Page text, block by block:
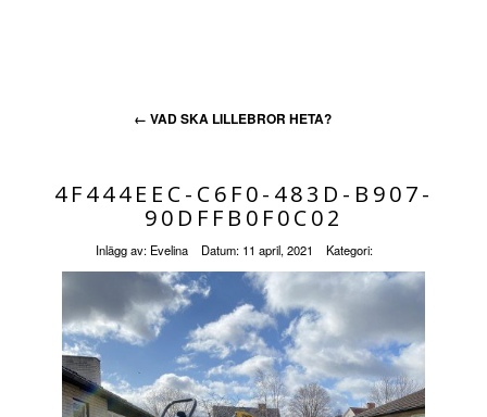
← VAD SKA LILLEBROR HETA?
4F444EEC-C6F0-483D-B907-
90DFFB0F0C02
Inlägg av: Evelina Datum: 11 april, 2021 Kategori: